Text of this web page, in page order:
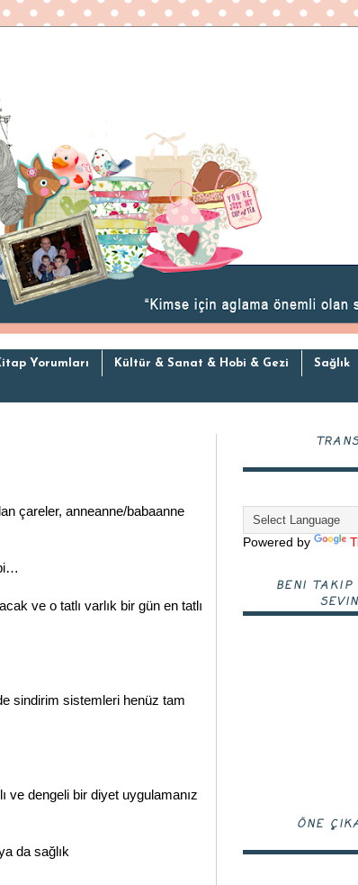
Yorumları Kültür & Sanat & Hobi & Gezi Sağlık
çareler, anneanne/babaanne
ve o tatlı varlık bir gün en tatlı
sindirim sistemleri henüz tam
ve dengeli bir diyet uygulamanız
da sağlık
Powered by
BENI TAKIP
ÖNE